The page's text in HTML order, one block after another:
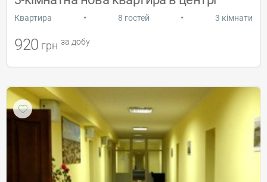
Квартира • 8 гостей • 3 кімнати
920 грн за добу